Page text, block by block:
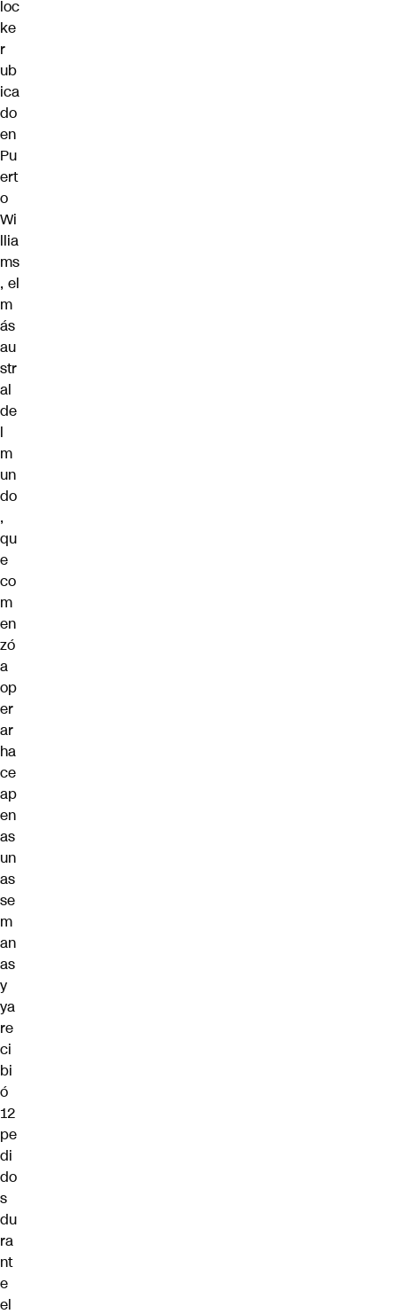
loc
ke
r
ub
ica
do
en
Pu
ert
o
Wi
llia
ms
, el
m
ás
au
str
al
de
l
m
un
do
,
qu
e
co
m
en
zó
a
op
er
ar
ha
ce
ap
en
as
un
as
se
m
an
as
y
ya
re
ci
bi
ó
12
pe
di
do
s
du
ra
nt
e
el